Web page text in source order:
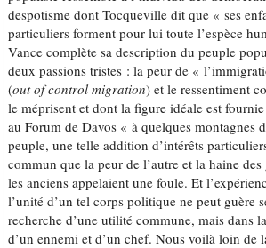
despotisme dont Tocqueville dit que « ses
particuliers forment pour lui toute l’espèce
Vance complète sa description du peuple
deux passions tristes : la peur de «
(out of control migration) et le ressentiment
le méprisent et dont la figure idéale est
au Forum de Davos « à quelques montagnes
peuple, une telle addition d’intérêts
commun que la peur de l’autre et la haine des
les anciens appelaient une foule. Et
l’unité d’un tel corps politique ne peut guère
recherche d’une utilité commune, mais dans
d’un ennemi et d’un chef. Nous voilà loin de